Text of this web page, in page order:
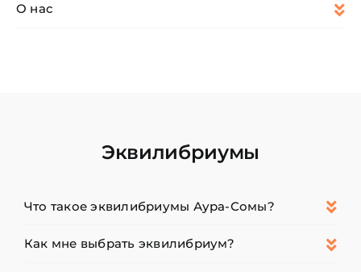
ПОЛНЫЕ КОМПЛЕКТЫ
О нас
Эквилибриумы
Что такое эквилибриумы Аура-Сомы?
Как мне выбрать эквилибриум?